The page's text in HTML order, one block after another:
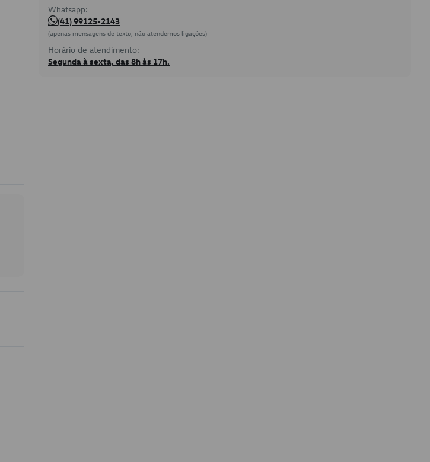
Whatsapp:
(41) 99125-2143
(apenas mensagens de texto, não atendemos ligações)
Horário de atendimento:
Segunda à sexta, das 8h às 17h.